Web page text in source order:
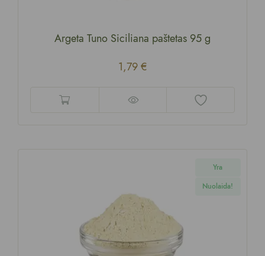
Argeta Tuno Siciliana paštetas 95 g
1,79€
Yra
Nuolaida!